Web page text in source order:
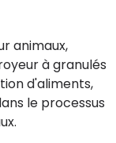
animaux,
à granulés
d'aliments,
le processus